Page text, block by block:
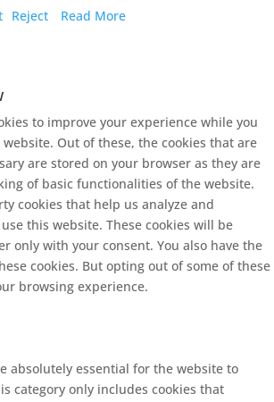
Reject Read More
to improve your experience while you
Out of these, the cookies that are
are stored on your browser as they are
of basic functionalities of the website.
cookies that help us analyze and
this website. These cookies will be
only with your consent. You also have the
cookies. But opting out of some of these
browsing experience.
absolutely essential for the website to
category only includes cookies that